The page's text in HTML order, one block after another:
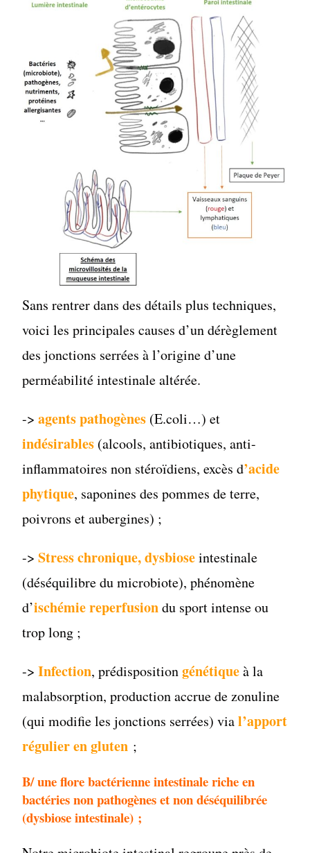
Sans rentrer dans des détails plus techniques,
voici les principales causes d’un dérèglement
des jonctions serrées à l’origine d’une
perméabilité intestinale altérée.
->agents pathogènes (E.coli…) et
indésirables (alcools, antibiotiques, anti-
inflammatoires non stéroïdiens, excès d’acide
phytique, saponines des pommes de terre,
poivrons et aubergines) ;
->Stress chronique,dysbioseintestinale
(déséquilibre du microbiote), phénomène
d’ischémie reperfusiondu sport intense ou
trop long ;
->Infection, prédispositiongénétiqueà la
malabsorption, production accrue de zonuline
(qui modifie les jonctions serrées) vial’apport
régulier en gluten ;
B/une flore bactérienne intestinale riche en
bactéries non pathogènes et non déséquilibrée
(dysbiose intestinale) ;